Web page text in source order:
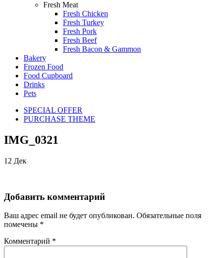
Fresh Meat
Fresh Chicken
Fresh Turkey
Fresh Pork
Fresh Beef
Fresh Bacon & Gammon
Bakery
Frozen Food
Food Cupboard
Drinks
Pets
SPECIAL OFFER
PURCHASE THEME
IMG_0321
12 Дек
Добавить комментарий
Ваш адрес email не будет опубликован. Обязательные поля
помечены *
Комментарий *